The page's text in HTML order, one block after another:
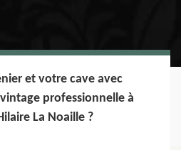
et votre cave avec
professionnelle à
La Noaille ?